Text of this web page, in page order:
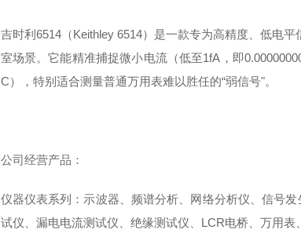
吉时利6514（Keithley 6514）是一款专为高精度、低电
室场景。它能精准捕捉微小电流（低至1fA，即
C），特别适合测量普通万用表难以胜任的“弱信号"。
公司经营产品：
仪器仪表系列：示波器、频谱分析、网络分析仪、信号
试仪、漏电电流测试仪、绝缘测试仪、LCR电桥、万用表